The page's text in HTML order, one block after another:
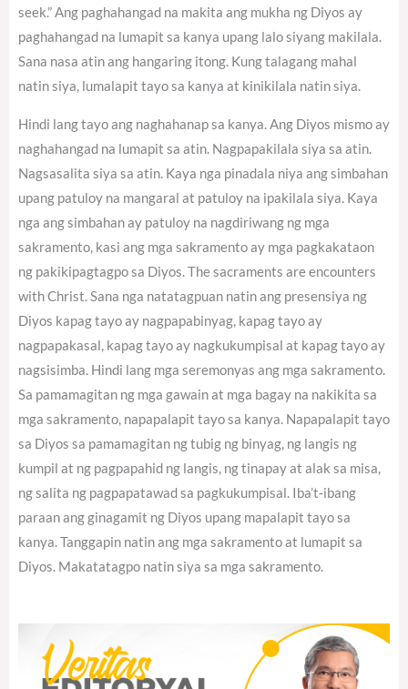
seek.” Ang paghahangad na makita ang mukha ng Diyos ay
paghahangad na lumapit sa kanya upang lalo siyang makilala.
Sana nasa atin ang hangaring itong. Kung talagang mahal
natin siya, lumalapit tayo sa kanya at kinikilala natin siya.
Hindi lang tayo ang naghahanap sa kanya. Ang Diyos mismo ay
naghahangad na lumapit sa atin. Nagpapakilala siya sa atin.
Nagsasalita siya sa atin. Kaya nga pinadala niya ang simbahan
upang patuloy na mangaral at patuloy na ipakilala siya. Kaya
nga ang simbahan ay patuloy na nagdiriwang ng mga
sakramento, kasi ang mga sakramento ay mga pagkakataon
ng pakikipagtagpo sa Diyos. The sacraments are encounters
with Christ. Sana nga natatagpuan natin ang presensiya ng
Diyos kapag tayo ay nagpapabinyag, kapag tayo ay
nagpapakasal, kapag tayo ay nagkukumpisal at kapag tayo ay
nagsisimba. Hindi lang mga seremonyas ang mga sakramento.
Sa pamamagitan ng mga gawain at mga bagay na nakikita sa
mga sakramento, napapalapit tayo sa kanya. Napapalapit tayo
sa Diyos sa pamamagitan ng tubig ng binyag, ng langis ng
kumpil at ng pagpapahid ng langis, ng tinapay at alak sa misa,
ng salita ng pagpapatawad sa pagkukumpisal. Iba’t-ibang
paraan ang ginagamit ng Diyos upang mapalapit tayo sa
kanya. Tanggapin natin ang mga sakramento at lumapit sa
Diyos. Makatatagpo natin siya sa mga sakramento.